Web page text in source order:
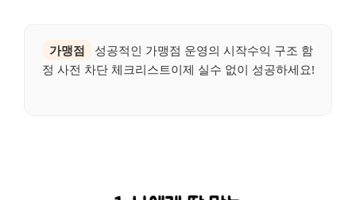
가맹점
성공적인 가맹점 운영의 시작수익 구조 함
정 사전 차단 체크리스트이제 실수 없이 성공하세요!